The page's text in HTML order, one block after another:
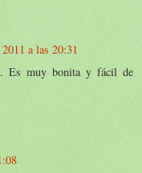
a las 20:31
Es muy bonita y fácil de